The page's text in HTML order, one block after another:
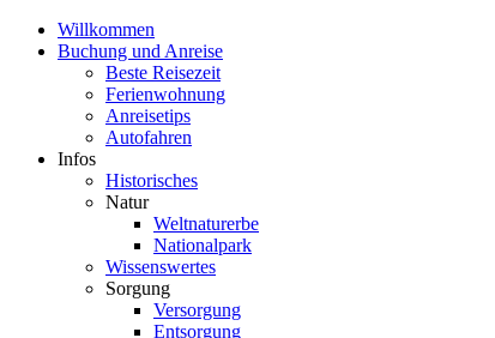
Willkommen
Buchung und Anreise
Beste Reisezeit
Ferienwohnung
Anreisetips
Autofahren
Infos
Historisches
Natur
Weltnaturerbe
Nationalpark
Wissenswertes
Sorgung
Versorgung
Entsorgung